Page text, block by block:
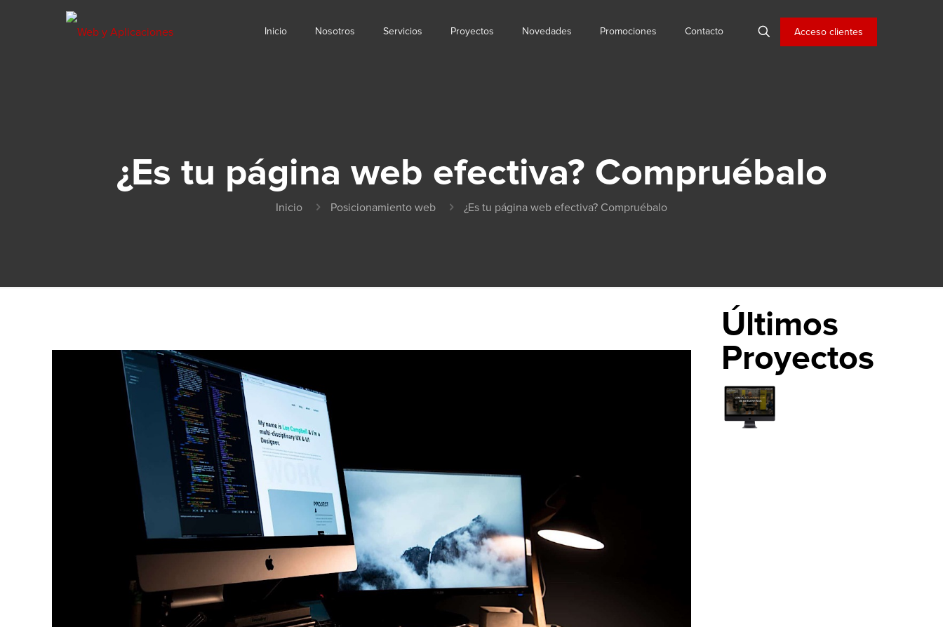
Inicio Nosotros Servicios Proyectos Novedades Promociones Contacto Acceso clientes
¿Es tu página web efectiva? Compruébalo
Inicio Posicionamiento web ¿Es tu página web efectiva? Compruébalo
Últimos
Proyectos